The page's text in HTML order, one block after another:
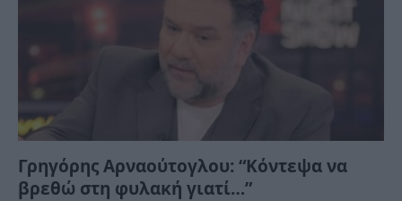
Γρηγόρης Αρναούτογλου: “Κόντεψα να
βρεθώ στη φυλακή γιατί…”